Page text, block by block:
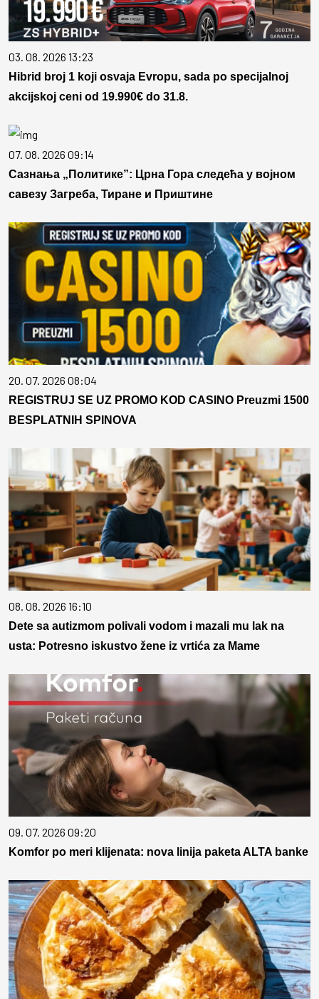
03. 08. 2026 13:23
Hibrid broj 1 koji osvaja Evropu, sada po specijalnoj
akcijskoj ceni od 19.990€ do 31.8.
07. 08. 2026 09:14
Сазнања „Политике”: Црна Гора следећа у војном
савезу Загреба, Тиране и Приштине
20. 07. 2026 08:04
REGISTRUJ SE UZ PROMO KOD CASINO Preuzmi 1500
BESPLATNIH SPINOVA
08. 08. 2026 16:10
Dete sa autizmom polivali vodom i mazali mu lak na
usta: Potresno iskustvo žene iz vrtića za Mame
09. 07. 2026 09:20
Komfor po meri klijenata: nova linija paketa ALTA banke